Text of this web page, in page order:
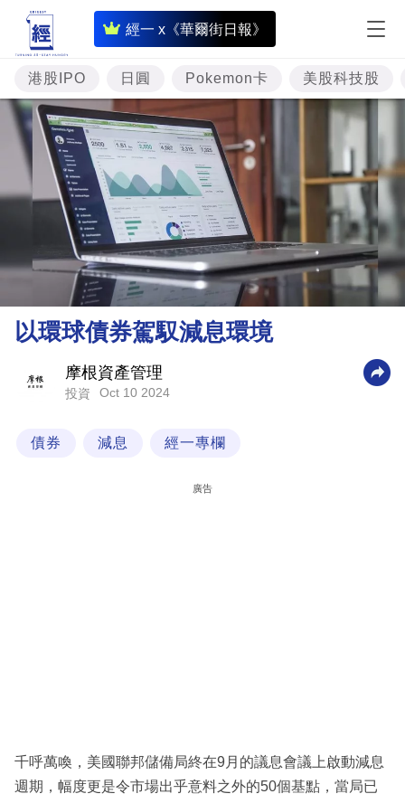
經一 x《華爾街日報》
即
時
財
經
專
題
投
資
樓
市
理
財
商
業
技
閱
專
港股IPO 日圓 Pokemon卡 美股科技股
以環球債券駕馭減息環境
摩根資產管理
投資 Oct 10 2024
債券 減息 經一專欄
廣告
千呼萬喚，美國聯邦儲備局終在9月的議息會議上啟動減息
週期，幅度更是令市場出乎意料之外的50個基點，當局已